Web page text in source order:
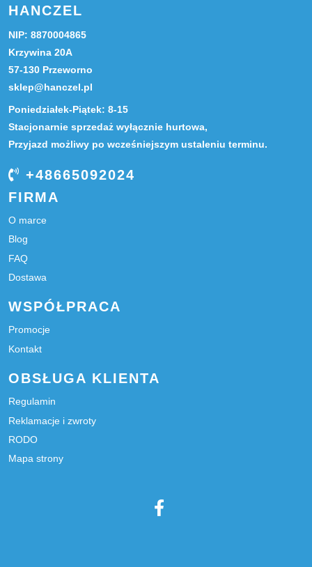
HANCZEL
NIP: 8870004865
Krzywina 20A
57-130 Przeworno
sklep@hanczel.pl
Poniedziałek-Piątek: 8-15
Stacjonarnie sprzedaż wyłącznie hurtowa,
Przyjazd możliwy po wcześniejszym ustaleniu terminu.
+48665092024
FIRMA
O marce
Blog
FAQ
Dostawa
WSPÓŁPRACA
Promocje
Kontakt
OBSŁUGA KLIENTA
Regulamin
Reklamacje i zwroty
RODO
Mapa strony